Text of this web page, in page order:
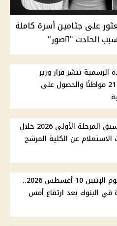
على جثامين أسرة كاملة
سبب الحادث "ًصور"
الرسمية تنشر قرار وزير
الداخلية بشأن 21 مواطنًا والحصول على
إعلان نتيجة تنسيق المرحلة الأولى 2026 خلال
عن الكلية المرشح
سعر الدولار اليوم الإثنين 10 أغسطس 2026..
في البنوك بعد ارتفاع أمس